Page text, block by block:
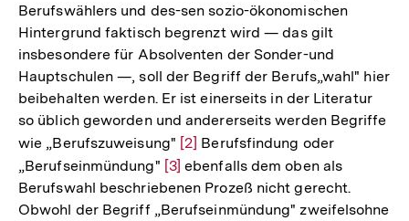
der
Fußnote
Berufswählers und des-sen sozio-ökonomischen
Hintergrund faktisch begrenzt wird — das gilt
insbesondere für Absolventen der Sonder-und
Hauptschulen —, soll der Begriff der Berufs„wahl" hier
beibehalten werden. Er ist einerseits in der Literatur
so üblich geworden und andererseits werden Begriffe
wie „Berufszuweisung" Zur
Auflösung
der
Fußnote
[2] Berufsfindung oder
„Berufseinmündung" Zur
Auflösung
der
[3] ebenfalls dem oben als
Berufswahl beschriebenen Prozeß nicht gerecht.
Obwohl der Begriff „Berufseinmündung" zweifelsohne